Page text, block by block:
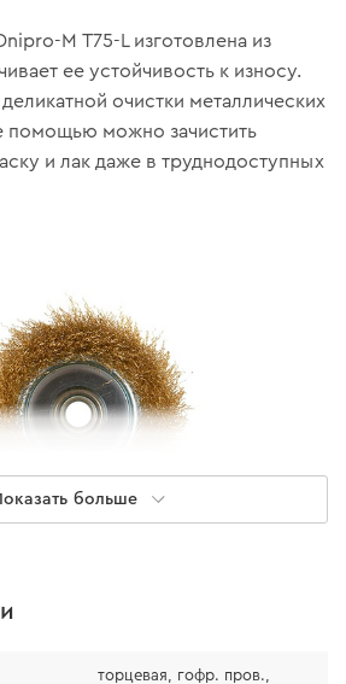
M Т75-L изготовлена из
ее устойчивость к износу.
очистки металлических
помощью можно зачистить
и лак даже в труднодоступных
больше
торцевая, гофр. пров.,